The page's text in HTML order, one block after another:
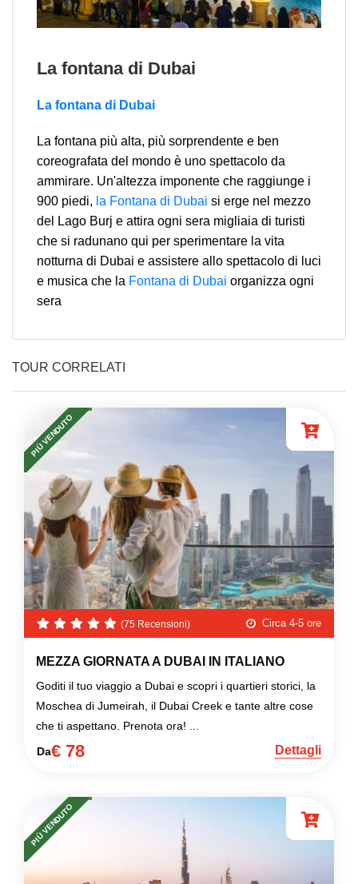
La fontana di Dubai
La fontana di Dubai
La fontana più alta, più sorprendente e ben
coreografata del mondo è uno spettacolo da
ammirare. Un'altezza imponente che raggiunge i
900 piedi, la Fontana di Dubai si erge nel mezzo
del Lago Burj e attira ogni sera migliaia di turisti
che si radunano qui per sperimentare la vita
notturna di Dubai e assistere allo spettacolo di luci
e musica che la Fontana di Dubai organizza ogni
sera
TOUR CORRELATI
PIÙ VENDUTO
(75 Recensioni) Circa 4-5 ore
MEZZA GIORNATA A DUBAI IN ITALIANO
Goditi il tuo viaggio a Dubai e scopri i quartieri storici, la
Moschea di Jumeirah, il Dubai Creek e tante altre cose
che ti aspettano. Prenota ora! ...
Da€ 78 Dettagli
PIÙ VENDUTO